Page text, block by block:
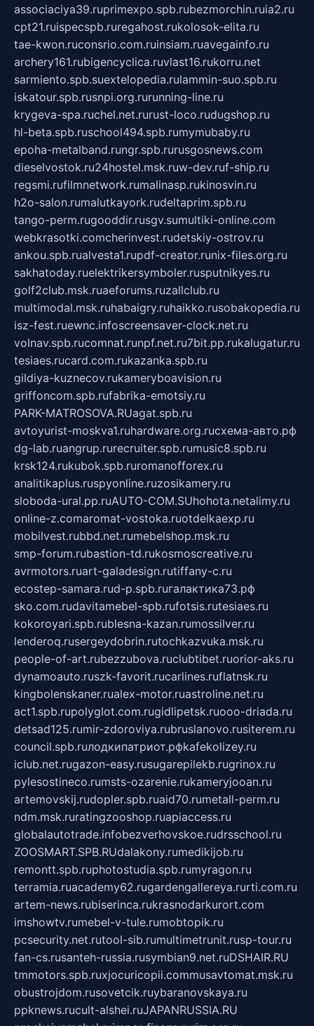
associaciya39.ruprimexpo.spb.rubezmorchin.ruia2.ru
cpt21.ruispecspb.ruregahost.rukolosok-elita.ru
tae-kwon.ruconsrio.com.ruinsiam.ruavegainfo.ru
archery161.rubigencyclica.ruvlast16.rukorru.net
sarmiento.spb.suextelopedia.rulammin-suo.spb.ru
iskatour.spb.rusnpi.org.rurunning-line.ru
krygeva-spa.ruchel.net.rurust-loco.rudugshop.ru
hl-beta.spb.ruschool494.spb.rumymubaby.ru
epoha-metalband.rungr.spb.rurusgosnews.com
dieselvostok.ru24hostel.msk.ruw-dev.ruf-ship.ru
regsmi.rufilmnetwork.rumalinasp.rukinosvin.ru
h2o-salon.rumalutkayork.rudeltaprim.spb.ru
tango-perm.rugooddir.rusgv.sumultiki-online.com
webkrasotki.comcherinvest.rudetskiy-ostrov.ru
ankou.spb.rualvesta1.rupdf-creator.runix-files.org.ru
sakhatoday.ruelektrikersymboler.rusputnikyes.ru
golf2club.msk.ruaeforums.ruzallclub.ru
multimodal.msk.ruhabaigry.ruhaikko.rusobakopedia.ru
isz-fest.ruewnc.infoscreensaver-clock.net.ru
volnav.spb.rucomnat.runpf.net.ru7bit.pp.rukalugatur.ru
tesiaes.rucard.com.rukazanka.spb.ru
gildiya-kuznecov.rukameryboavision.ru
griffoncom.spb.rufabrika-emotsiy.ru
PARK-MATROSOVA.RUagat.spb.ru
avtoyurist-moskva1.ruhardware.org.ruсхема-авто.рф
dg-lab.ruangrup.rurecruiter.spb.rumusic8.spb.ru
krsk124.rukubok.spb.ruromanofforex.ru
analitikaplus.ruspyonline.ruzosikamery.ru
sloboda-ural.pp.ruAUTO-COM.SUhohota.netalimy.ru
online-z.comaromat-vostoka.ruotdelkaexp.ru
mobilvest.rubbd.net.rumebelshop.msk.ru
smp-forum.rubastion-td.rukosmoscreative.ru
avrmotors.ruart-galadesign.rutiffany-c.ru
ecostep-samara.rud-p.spb.ruгалактика73.рф
sko.com.rudavitamebel-spb.rufotsis.rutesiaes.ru
kokoroyari.spb.rublesna-kazan.rumossilver.ru
lenderoq.rusergeydobrin.rutochkazvuka.msk.ru
people-of-art.rubezzubova.ruclubtibet.ruorior-aks.ru
dynamoauto.ruszk-favorit.rucarlines.ruflatnsk.ru
kingbolenskaner.rualex-motor.ruastroline.net.ru
act1.spb.rupolyglot.com.rugidlipetsk.ruooo-driada.ru
detsad125.rumir-zdoroviya.rubruslanovo.rusiterem.ru
council.spb.ruлодкипатриот.рфkafekolizey.ru
iclub.net.rugazon-easy.rusugarepilekb.rugrinox.ru
pylesostineco.rumsts-ozarenie.rukameryjooan.ru
artemovskij.rudopler.spb.ruaid70.rumetall-perm.ru
ndm.msk.ruratingzooshop.ruapiaccess.ru
globalautotrade.infobezverhovskoe.rudrsschool.ru
ZOOSMART.SPB.RUdalakony.rumedikijob.ru
remontt.spb.ruphotostudia.spb.rumyragon.ru
terramia.ruacademy62.rugardengallereya.rurti.com.ru
artem-news.rubiserinca.rukrasnodarkurort.com
imshowtv.rumebel-v-tule.rumobtopik.ru
pcsecurity.net.rutool-sib.rumultimetrunit.rusp-tour.ru
fan-cs.rusanteh-russia.rusymbian9.net.ruDSHAIR.RU
tmmotors.spb.ruxjocuricopii.commusavtomat.msk.ru
obustrojdom.rusovetcik.ruybaranovskaya.ru
ppknews.rucult-alshei.ruJAPANRUSSIA.RU